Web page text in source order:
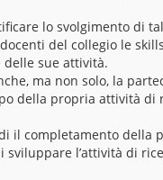
lo svolgimento di
del collegio le
delle sue attività.
ma non solo, la
della propria attività di
il completamento della
sviluppare l’attività di